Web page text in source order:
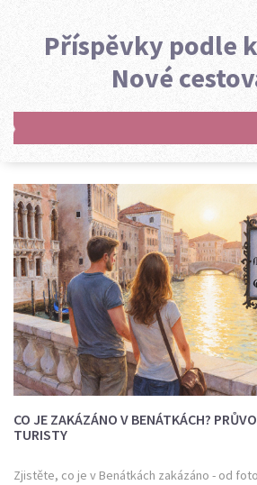
Příspěvky podle
Nové
CO JE ZAKÁZÁNO V BENÁTKÁCH?
TURISTY
Zjistěte, co je v Benátkách zakázáno - od